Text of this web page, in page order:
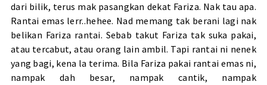
dari bilik, terus mak pasangkan dekat Fariza. Nak tau apa.
Rantai emas lerr..hehee. Nad memang tak berani lagi nak
belikan Fariza rantai. Sebab takut Fariza tak suka pakai,
atau tercabut, atau orang lain ambil. Tapi rantai ni nenek
yang bagi, kena la terima. Bila Fariza pakai rantai emas ni,
nampak dah besar, nampak cantik, nampak